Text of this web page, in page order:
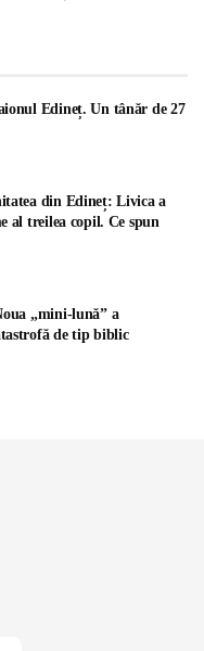
Edineț. Un tânăr de 27
din Edineț: Livica a
al treilea copil. Ce spun
„mini-lună” a
de tip biblic